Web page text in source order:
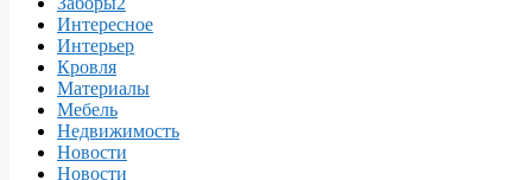
Интересное
Интерьер
Кровля
Материалы
Мебель
Недвижимость
Новости
Новости